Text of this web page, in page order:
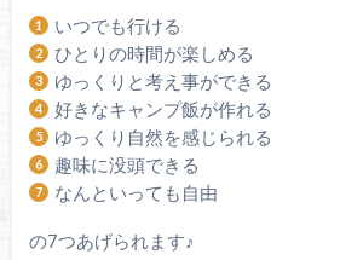
いつでも行ける
ひとりの時間が楽しめる
ゆっくりと考え事ができる
好きなキャンプ飯が作れる
ゆっくり自然を感じられる
趣味に没頭できる
なんといっても自由
の7つあげられます♪